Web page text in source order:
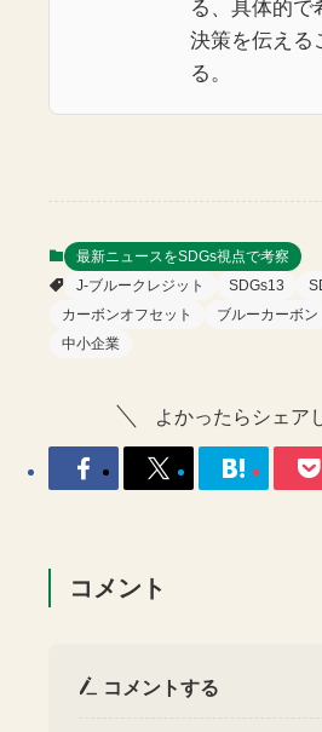
る、具体的で
決策を伝える
る。
最新ニュースをSDGs視点で考察
J-ブルークレジット
SDGs13
カーボンオフセット
ブルーカーボン
中小企業
よかったらシェア
コメント
コメントする